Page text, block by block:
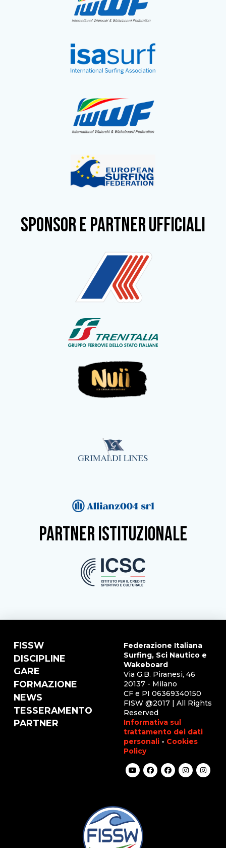
SPONSOR e partner ufficiali
partner istituzionale
FISSW
DISCIPLINE
GARE
FORMAZIONE
NEWS
TESSERAMENTO
PARTNER
Federazione Italiana
Surfing, Sci Nautico e
Wakeboard
Via G.B. Piranesi, 46
20137 - Milano
CF e PI 06369340150
FISW @2017 | All Rights
Reserved
Informativa sul
trattamento dei dati
personali - Cookies
Policy